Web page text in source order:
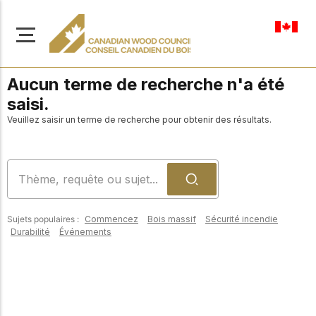
Accédez à un large
À propos de nous
Apprenez-en davantage
sur notre mission visant à
construction en bois
Aucun terme de recherche n'a été
saisi.
Veuillez saisir un terme de recherche pour obtenir des résultats.
Sujets populaires : Commencez Bois massif
Sécurité incendie
Durabilité
Événements